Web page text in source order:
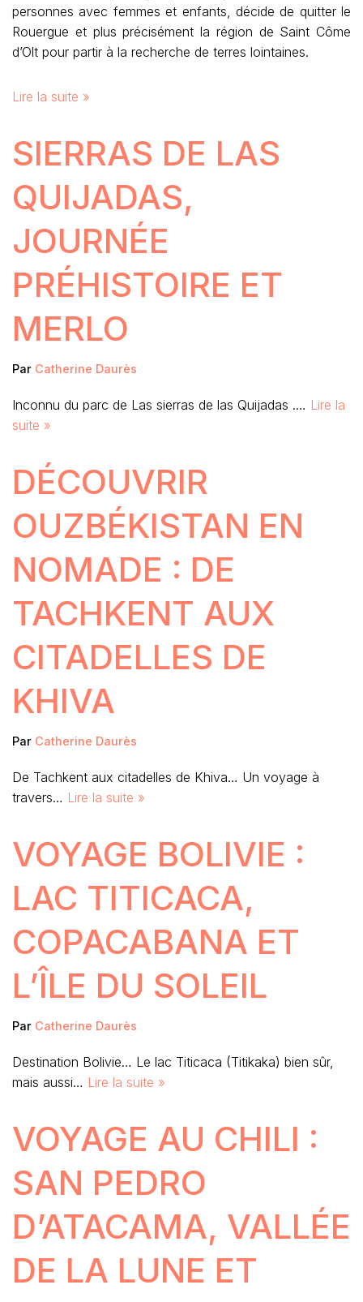
personnes avec femmes et enfants, décide de quitter le
Rouergue et plus précisément la région de Saint Côme
d’Olt pour partir à la recherche de terres lointaines.
Lire la suite »
SIERRAS DE LAS
QUIJADAS,
JOURNÉE
PRÉHISTOIRE ET
MERLO
Par Catherine Daurès
Inconnu du parc de Las sierras de las Quijadas .… Lire la
suite »
DÉCOUVRIR
OUZBÉKISTAN EN
NOMADE : DE
TACHKENT AUX
CITADELLES DE
KHIVA
Par Catherine Daurès
De Tachkent aux citadelles de Khiva… Un voyage à
travers… Lire la suite »
VOYAGE BOLIVIE :
LAC TITICACA,
COPACABANA ET
L’ÎLE DU SOLEIL
Par Catherine Daurès
Destination Bolivie… Le lac Titicaca (Titikaka) bien sûr,
mais aussi… Lire la suite »
VOYAGE AU CHILI :
SAN PEDRO
D’ATACAMA, VALLÉE
DE LA LUNE ET